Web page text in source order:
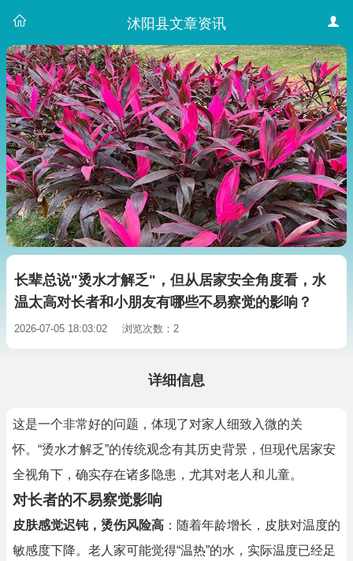
沭阳县文章资讯
长辈总说"烫水才解乏"，但从居家安全角度看，水
温太高对长者和小朋友有哪些不易察觉的影响？
2026-07-05 18:03:02 浏览次数：2
详细信息
这是一个非常好的问题，体现了对家人细致入微的关
怀。“烫水才解乏”的传统观念有其历史背景，但现代居家安
全视角下，确实存在诸多隐患，尤其对老人和儿童。
对长者的不易察觉影响
皮肤感觉迟钝，烫伤风险高 ：随着年龄增长，皮肤对温度的
敏感度下降。老人家可能觉得“温热”的水，实际温度已经足